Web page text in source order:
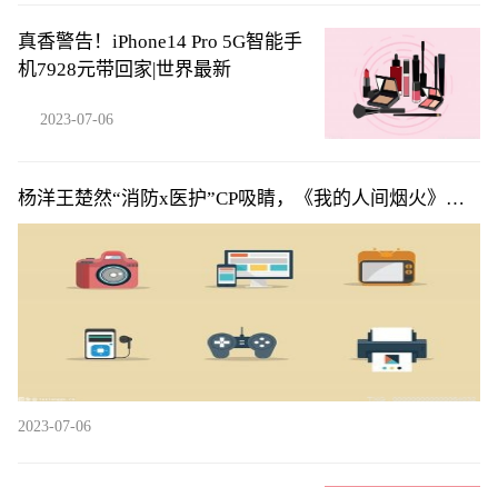
真香警告！iPhone14 Pro 5G智能手
机7928元带回家|世界最新
2023-07-06
杨洋王楚然“消防x医护”CP吸睛，《我的人间烟火》甜
虐又治愈
2023-07-06